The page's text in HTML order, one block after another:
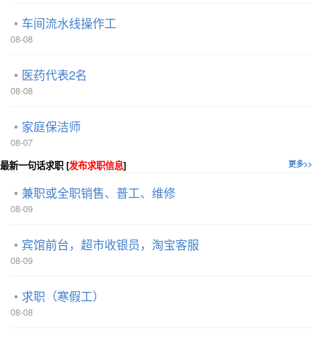
车间流水线操作工
08-08
医药代表2名
08-08
家庭保洁师
08-07
更多>>
最新一句话求职 [发布求职信息]
兼职或全职销售、普工、维修
08-09
宾馆前台，超市收银员，淘宝客服
08-09
求职（寒假工）
08-08